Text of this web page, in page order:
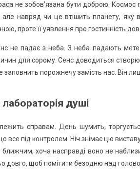
не зобов’язана бути доброю.
але навряд чи це втішить планету, яку
проте її уявлення про гостинність
не падає з неба. З неба падають
для сорому. Сенс доводиться
заповнить порожнечу замість нас. Він
лабораторія душі
справам. День шумить,
все під контролем. Ніч знімає цю
хоча насправді воно не
довго, щоб помітити безодню над